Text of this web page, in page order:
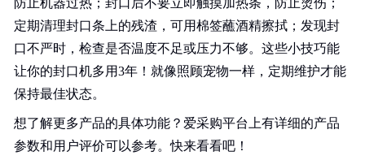
防止机器过热；封口后不要立即触摸加热条，防止烫伤；
定期清理封口条上的残渣，可用棉签蘸酒精擦拭；发现封
口不严时，检查是否温度不足或压力不够。这些小技巧能
让你的封口机多用3年！就像照顾宠物一样，定期维护才能
保持最佳状态。
想了解更多产品的具体功能？爱采购平台上有详细的产品
参数和用户评价可以参考。快来看看吧！